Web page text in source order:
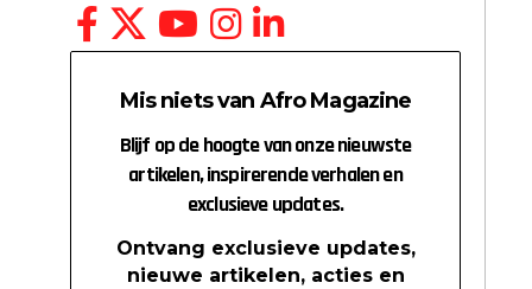
Mis niets van Afro Magazine
Blijf op de hoogte van onze nieuwste
artikelen, inspirerende verhalen en
exclusieve updates.
Ontvang exclusieve updates,
nieuwe artikelen, acties en